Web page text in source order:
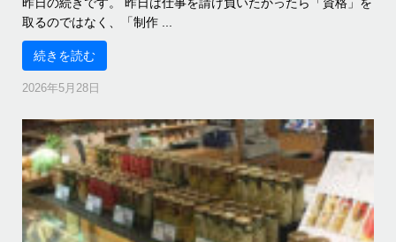
取るのではなく、「制作 ...
続きを読む
2026年5月28日